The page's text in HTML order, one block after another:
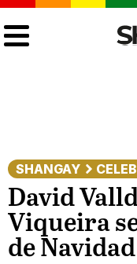
SHANGAY
David
Viqueira
de